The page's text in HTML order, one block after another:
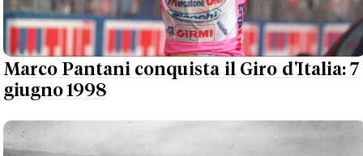
Marco Pantani conquista il Giro d'Italia: 7
giugno 1998